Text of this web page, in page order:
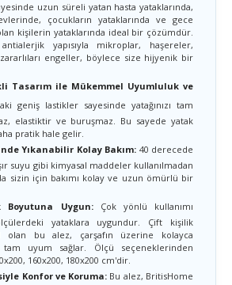
uzun süreli yatan hasta yataklarında,
çocukların yataklarında ve gece
kişilerin yataklarında ideal bir çözümdür.
yapısıyla mikroplar, haşereler,
engeller, böylece size hijyenik bir
Tasarım ile Mükemmel Uyumluluk ve
geniş lastikler sayesinde yatağınızı tam
elastiktir ve buruşmaz. Bu sayede yatak
pratik hale gelir.
Yıkanabilir Kolay Bakım: 40 derecede
suyu gibi kimyasal maddeler kullanılmadan
sizin için bakımı kolay ve uzun ömürlü bir
Uygun:Çok yönlü kullanımı
yataklara uygundur. Çift kişilik
olan bu alez, çarşafın üzerine kolayca
uyum sağlar. Ölçü seçeneklerinden
160x200, 180x200 cm'dir.
Konfor ve Koruma: Bu alez, BritisHome